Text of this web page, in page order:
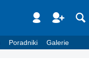
Poradniki Galerie